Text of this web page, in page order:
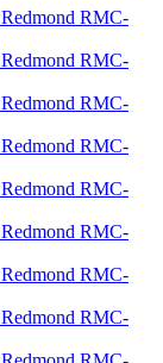
RMC-
RMC-
RMC-
RMC-
RMC-
RMC-
RMC-
RMC-